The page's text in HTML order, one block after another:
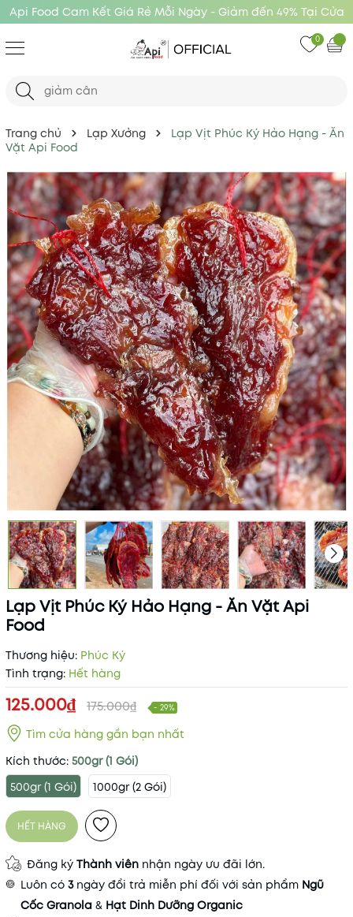
Api Food Cam Kết Giá Rẻ Mỗi Ngày - Giảm đến 49% Tại Cửa
Hàng Api Food
0
Trang chủ Lạp Xưởng
Lạp Vịt Phúc Ký Hảo Hạng - Ăn
Vặt Api Food
Lạp Vịt Phúc Ký Hảo Hạng - Ăn Vặt Api
Food
Thương hiệu: Phúc Ký
Tình trạng: Hết hàng
125.000₫ 175.000₫ - 29%
Tìm cửa hàng gần bạn nhất
Kích thước: 500gr (1 Gói)
500gr (1 Gói)
1000gr (2 Gói)
HẾT HÀNG
Đăng ký Thành viên nhận ngày ưu đãi lớn.
Luôn có3 ngày đổi trả miễn phí đối với sản phẩm Ngũ
Cốc Granola & Hạt Dinh Dưỡng Organic
Mã khuyến mãi: